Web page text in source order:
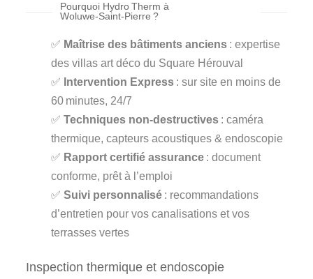
Pourquoi Hydro Therm à
Woluwe‑Saint‑Pierre ?
✅ Maîtrise des bâtiments anciens : expertise
des villas art déco du Square Hérouval
✅ Intervention Express : sur site en moins de
60 minutes, 24/7
✅Techniques non-destructives : caméra
thermique, capteurs acoustiques & endoscopie
✅ Rapport certifié assurance : document
conforme, prêt à l’emploi
✅Suivi personnalisé : recommandations
d’entretien pour vos canalisations et vos
terrasses vertes
Inspection thermique et endoscopie